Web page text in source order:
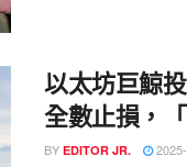
以太坊巨鯨
全數止損，
BY EDITOR JR.